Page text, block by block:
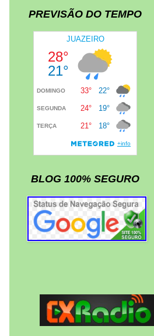
PREVISÃO DO TEMPO
BLOG 100% SEGURO